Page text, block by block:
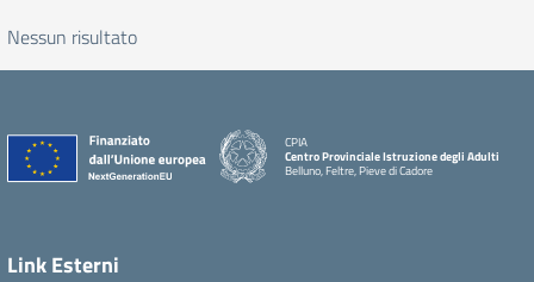
Nessun risultato
CPIA
Centro Provinciale Istruzione degli Adulti
Belluno, Feltre, Pieve di Cadore
Link Esterni